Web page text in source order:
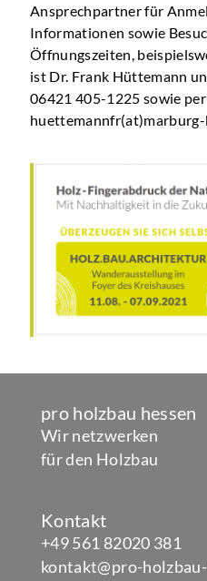
Ansprechpartner für
Informationen sowie
Öffnungszeiten,
ist Dr. Frank Hüttemann
06421 405-1225 sowie
huettemannfr(at)marburg-
pro holzbau hessen
Wir netzwerken
für den Holzbau
Kontakt
+49 561 82020 381
kontakt@pro-